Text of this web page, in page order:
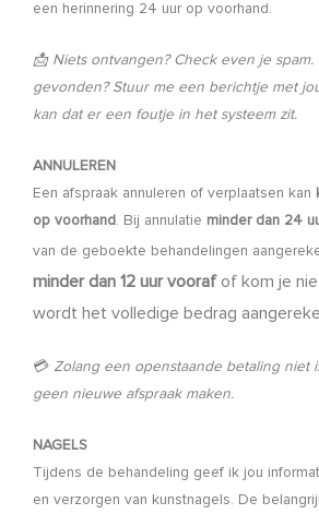
een herinnering 24 uur op voorhand.
📩 Niets ontvangen? Check even je spam.
gevonden? Stuur me een berichtje met
kan dat er een foutje in het systeem zit.
ANNULEREN
Een afspraak annuleren of verplaatsen kan
op voorhand . Bij annulatie minder dan 24
van de geboekte behandelingen
minder dan 12 uur voorafof kom je
wordt het volledige bedrag
💳 Zolang een openstaande betaling niet
geen nieuwe afspraak maken.
NAGELS
Tijdens de behandeling geef ik jou
en verzorgen van kunstnagels. De